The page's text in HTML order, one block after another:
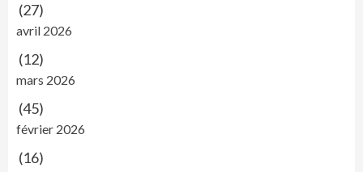
(27)
avril 2026
(12)
mars 2026
(45)
février 2026
(16)